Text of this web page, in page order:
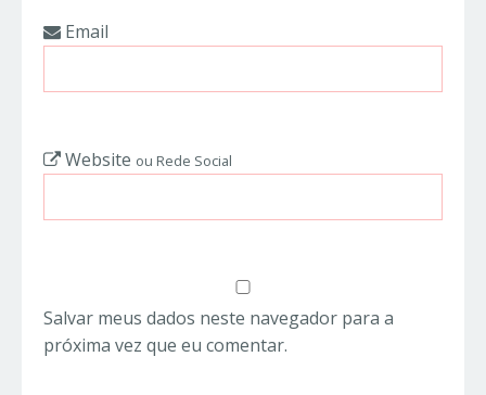
Email
Website ou Rede Social
Salvar meus dados neste navegador para a
próxima vez que eu comentar.